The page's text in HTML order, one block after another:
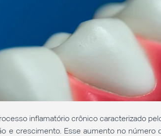
inflamatório crônico caracterizado
e crescimento. Esse aumento no número